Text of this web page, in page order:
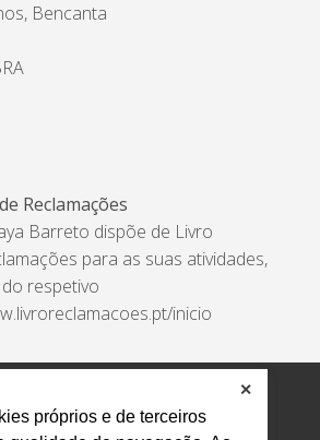
próprios e de terceiros
✕
Bencanta
Reclamações
Barreto dispõe de Livro
para as suas atividades,
respetivo
inicio
e Tratamento de Dados
Proteção de Dados
Livro Eletrónico